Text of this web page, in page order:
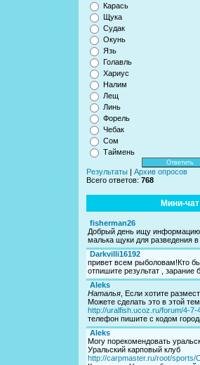
Карась
Щука
Судак
Окунь
Язь
Голавль
Хариус
Налим
Лещ
Линь
Форель
Чебак
Сом
Таймень
Результаты
Архив опросов
Всего ответов: 768
Мини-чат